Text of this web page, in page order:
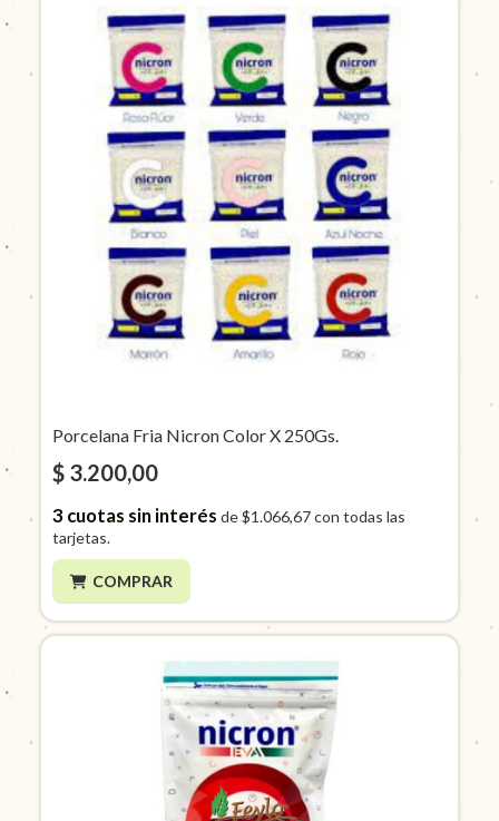
Porcelana Fria Nicron Color X 250Gs.
$ 3.200,00
3cuotas sin interés de$1.066,67con todas las
tarjetas.
COMPRAR